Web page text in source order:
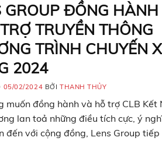
GROUP ĐỒNG HÀNH
TRUYỀN THÔNG
TRÌNH CHUYẾN
2024
05/02/2024 BỞI THANH THỦY
muốn đồng hành và hỗ trợ CLB Kết
lan toả những điều tích cực, ý
đến với cộng đồng, Lens Group tiếp